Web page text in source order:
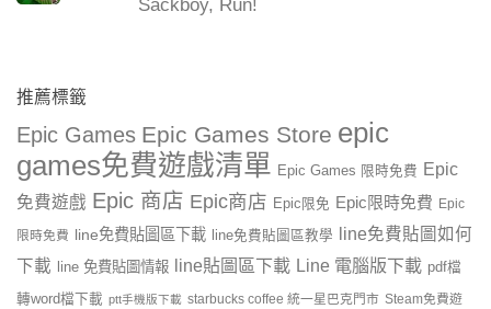
Sackboy, Run!
推薦標籤
Epic Games Epic Games Store epic
games免費遊戲清單 Epic Games 限時免費 Epic
免費遊戲 Epic 商店 Epic商店 Epic限免 Epic限時免費 Epic
限時免費 line免費貼圖區下載 line免費貼圖區教學
line免費貼圖如何
下載
line 免費貼圖情報 line貼圖區下載 Line 電腦版下載 pdf檔
轉word檔下載 ptt手機版下載 starbucks coffee 統一星巴克門市 Steam免費遊